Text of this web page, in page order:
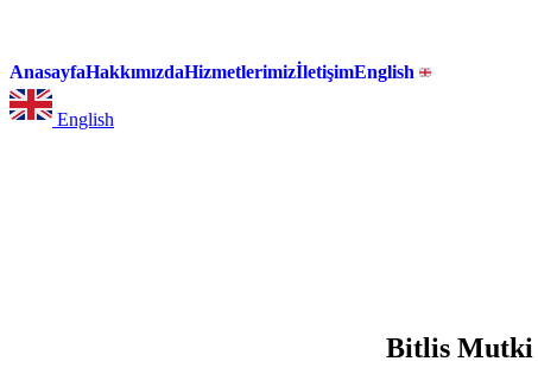
AnasayfaHakkımızdaHizmetlerimizİletişimEnglish
English
Bitlis Mutki